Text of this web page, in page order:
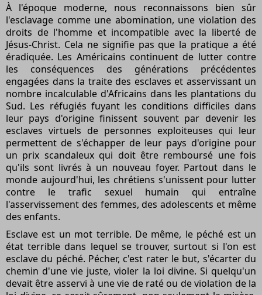
À l'époque moderne, nous reconnaissons bien sûr
l'esclavage comme une abomination, une violation des
droits de l'homme et incompatible avec la liberté de
Jésus-Christ. Cela ne signifie pas que la pratique a été
éradiquée. Les Américains continuent de lutter contre
les conséquences des générations précédentes
engagées dans la traite des esclaves et asservissant un
nombre incalculable d'Africains dans les plantations du
Sud. Les réfugiés fuyant les conditions difficiles dans
leur pays d'origine finissent souvent par devenir les
esclaves virtuels de personnes exploiteuses qui leur
permettent de s'échapper de leur pays d'origine pour
un prix scandaleux qui doit être remboursé une fois
qu'ils sont livrés à un nouveau foyer. Partout dans le
monde aujourd'hui, les chrétiens s'unissent pour lutter
contre le trafic sexuel humain qui entraîne
l'asservissement des femmes, des adolescents et même
des enfants.
Esclave est un mot terrible. De même, le péché est un
état terrible dans lequel se trouver, surtout si l'on est
esclave du péché. Pécher, c'est rater le but, s'écarter du
chemin d'une vie juste, violer la loi divine. Si quelqu'un
devait être asservi à une vie de raté ou de violation de la